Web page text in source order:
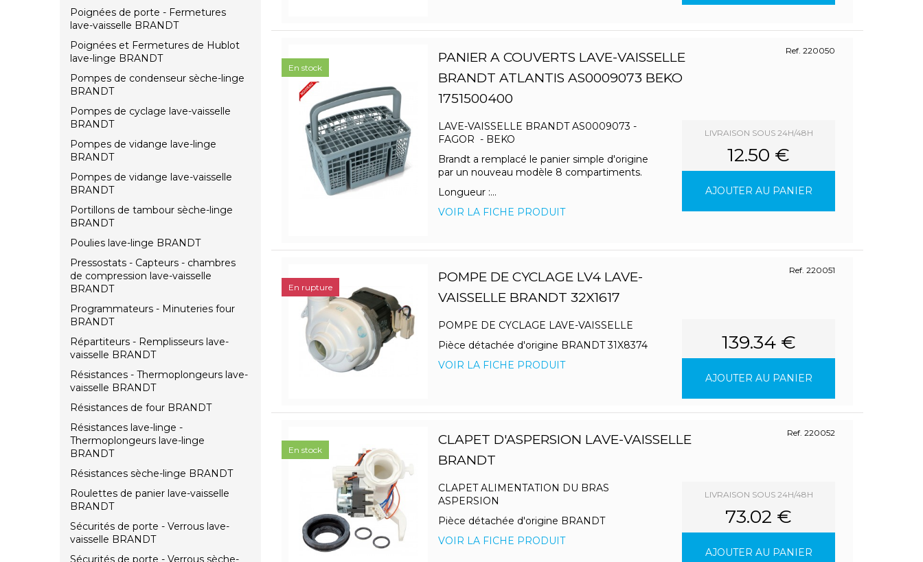
Poignées de porte - Fermetures
lave-vaisselle BRANDT
Poignées et Fermetures de Hublot
lave-linge BRANDT
Pompes de condenseur sèche-linge
BRANDT
Pompes de cyclage lave-vaisselle
BRANDT
Pompes de vidange lave-linge
BRANDT
Pompes de vidange lave-vaisselle
BRANDT
Portillons de tambour sèche-linge
BRANDT
Poulies lave-linge BRANDT
Pressostats - Capteurs - chambres
de compression lave-vaisselle
BRANDT
Programmateurs - Minuteries four
BRANDT
Répartiteurs - Remplisseurs lave-
vaisselle BRANDT
Résistances - Thermoplongeurs lave-
vaisselle BRANDT
Résistances de four BRANDT
Résistances lave-linge -
Thermoplongeurs lave-linge
BRANDT
Résistances sèche-linge BRANDT
Roulettes de panier lave-vaisselle
BRANDT
Sécurités de porte - Verrous lave-
vaisselle BRANDT
Sécurités de porte - Verrous sèche-
PANIER A COUVERTS LAVE-VAISSELLE
BRANDT ATLANTIS AS0009073 BEKO
1751500400
Ref. 220050
LAVE-VAISSELLE BRANDT AS0009073 -
FAGOR - BEKO
Brandt a remplacé le panier simple d'origine
par un nouveau modèle 8 compartiments.
Longueur :...
VOIR LA FICHE PRODUIT
LIVRAISON SOUS 24H/48H
12.50 €
AJOUTER AU PANIER
En stock
POMPE DE CYCLAGE LV4 LAVE-
VAISSELLE BRANDT 32X1617
Ref. 220051
POMPE DE CYCLAGE LAVE-VAISSELLE
Pièce détachée d'origine BRANDT 31X8374
VOIR LA FICHE PRODUIT
139.34 €
AJOUTER AU PANIER
En rupture
CLAPET D'ASPERSION LAVE-VAISSELLE
BRANDT
Ref. 220052
CLAPET ALIMENTATION DU BRAS
ASPERSION
Pièce détachée d'origine BRANDT
VOIR LA FICHE PRODUIT
LIVRAISON SOUS 24H/48H
73.02 €
AJOUTER AU PANIER
En stock